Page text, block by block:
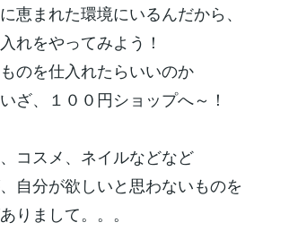
恵まれた環境にいるんだから、
れをやってみよう！
のを仕入れたらいいのか
ざ、１００円ショップへ～！
コスメ、ネイルなどなど
自分が欲しいと思わないものを
りまして。。。